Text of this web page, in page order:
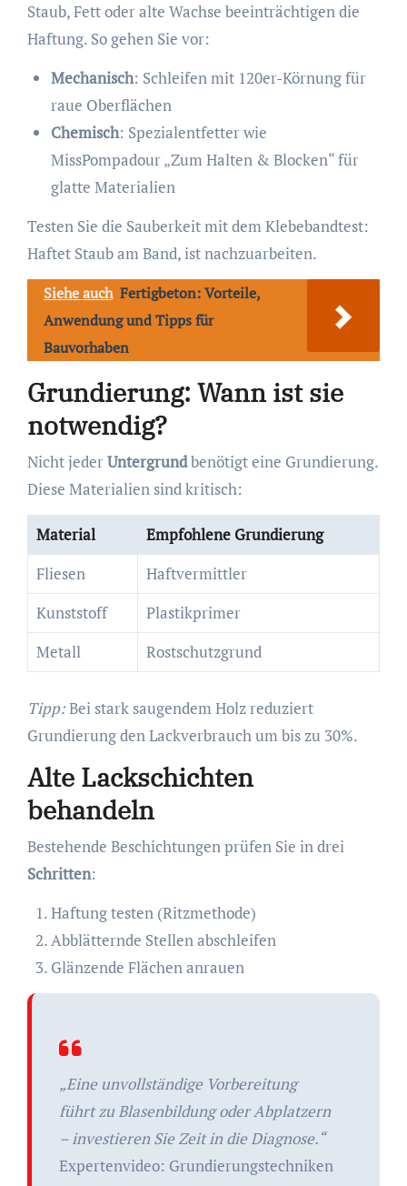
Staub, Fett oder alte Wachse beeinträchtigen die
Haftung. So gehen Sie vor:
Mechanisch: Schleifen mit 120er-Körnung für
raue Oberflächen
Chemisch: Spezialentfetter wie
MissPompadour „Zum Halten & Blocken“ für
glatte Materialien
Testen Sie die Sauberkeit mit dem Klebebandtest:
Haftet Staub am Band, ist nachzuarbeiten.
Siehe auch Fertigbeton: Vorteile,
Anwendung und Tipps für
Bauvorhaben
Grundierung: Wann ist sie
notwendig?
Nicht jederUntergrundbenötigt eine Grundierung.
Diese Materialien sind kritisch:
Material
Empfohlene Grundierung
Fliesen
Haftvermittler
Kunststoff
Plastikprimer
Metall
Rostschutzgrund
Tipp:Bei stark saugendem Holz reduziert
Grundierung den Lackverbrauch um bis zu 30%.
Alte Lackschichten
behandeln
Bestehende Beschichtungen prüfen Sie in drei
Schritten:
Haftung testen (Ritzmethode)
Abblätternde Stellen abschleifen
Glänzende Flächen anrauen
„Eine unvollständige Vorbereitung
führt zu Blasenbildung oder Abplatzern
– investieren Sie Zeit in die Diagnose.“
Expertenvideo: Grundierungstechniken